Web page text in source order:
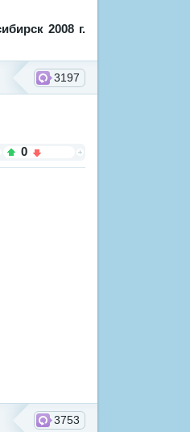
2008 г.
3197
0
3753